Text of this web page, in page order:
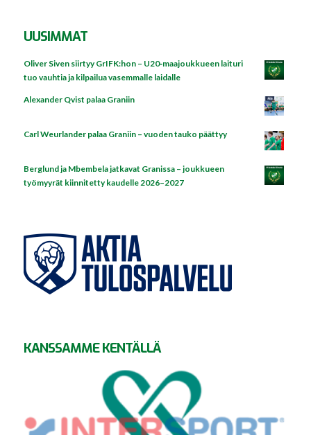
UUSIMMAT
Oliver Siven siirtyy GrIFK:hon – U20‑maajoukkueen laituri
tuo vauhtia ja kilpailua vasemmalle laidalle
Alexander Qvist palaa Graniin
Carl Weurlander palaa Graniin – vuoden tauko päättyy
Berglund ja Mbembela jatkavat Granissa – joukkueen
työmyyrät kiinnitetty kaudelle 2026–2027
KANSSAMME KENTÄLLÄ